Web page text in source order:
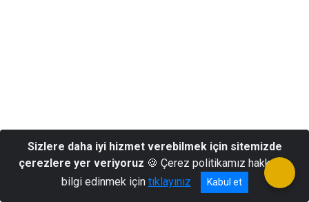
Sizlere daha iyi hizmet verebilmek için sitemizde
çerezlere yer veriyoruz 🍪 Çerez politikamız hakkında
bilgi edinmek için tıklayınız Kabul et